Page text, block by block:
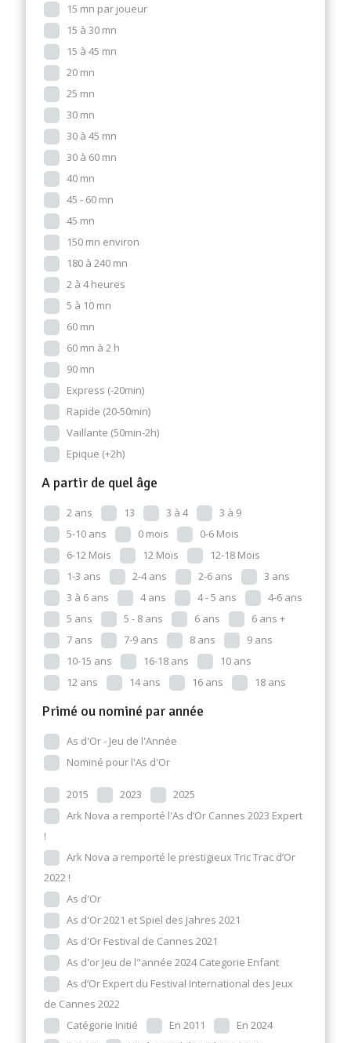
15 mn par joueur
15 à 30 mn
15 à 45 mn
20 mn
25 mn
30 mn
30 à 45 mn
30 à 60 mn
40 mn
45 - 60 mn
45 mn
150 mn environ
180 à 240 mn
2 à 4 heures
5 à 10 mn
60 mn
60 mn à 2 h
90 mn
Express (-20min)
Rapide (20-50min)
Vaillante (50min-2h)
Epique (+2h)
A partir de quel âge
2 ans 13 3 à 4
3 à 9
5-10 ans
0 mois
0-6 Mois
6-12 Mois
12 Mois
12-18 Mois
1-3 ans
2-4 ans 2-6 ans
3 ans
3 à 6 ans
4 ans 4 - 5 ans
4-6 ans
5 ans
5 - 8 ans 6 ans
6 ans +
7 ans
7-9 ans 8 ans
9 ans
10-15 ans
16-18 ans
10 ans
12 ans
14 ans 16 ans 18 ans
Primé ou nominé par année
As d'Or - Jeu de l'Année
Nominé pour l'As d'Or
2015 2023
2025
Ark Nova a remporté l'As d’Or Cannes 2023 Expert
!
Ark Nova a remporté le prestigieux Tric Trac d’Or
2022 !
As d'Or
As d'Or 2021 et Spiel des Jahres 2021
As d'Or Festival de Cannes 2021
As d'or Jeu de l"année 2024 Categorie Enfant
As d’Or Expert du Festival International des Jeux
de Cannes 2022
Catégorie Initié
En 2011
En 2024